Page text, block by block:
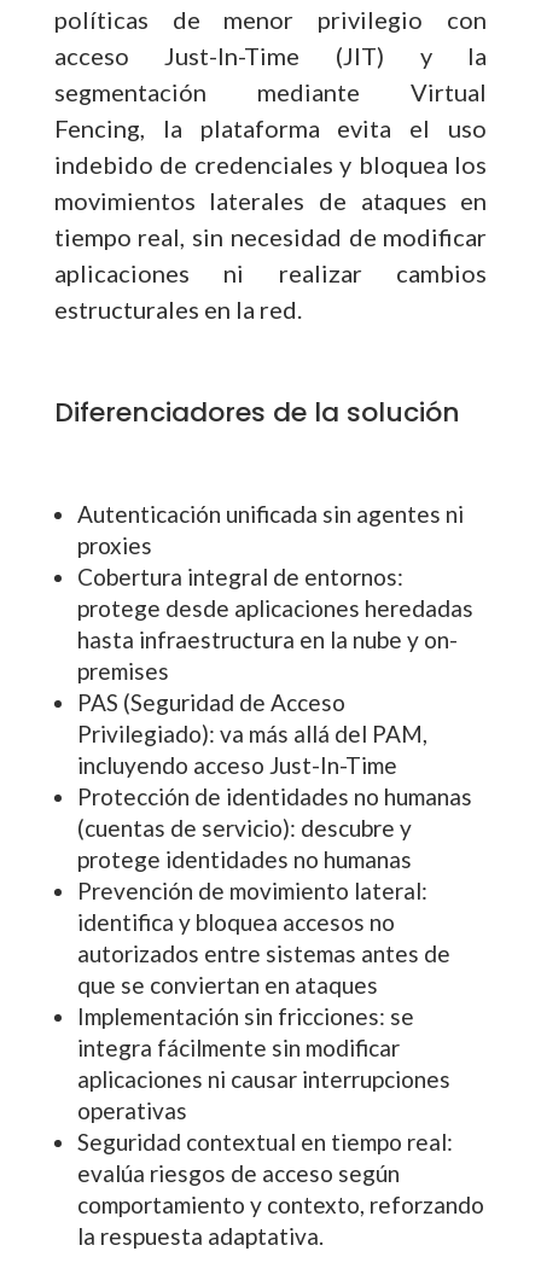
políticas de menor privilegio con
acceso Just-In-Time (JIT) y la
segmentación mediante Virtual
Fencing, la plataforma evita el uso
indebido de credenciales y bloquea los
movimientos laterales de ataques en
tiempo real, sin necesidad de modificar
aplicaciones ni realizar cambios
estructurales en la red.
Diferenciadores de la solución
Autenticación unificada sin agentes ni
proxies
Cobertura integral de entornos:
protege desde aplicaciones heredadas
hasta infraestructura en la nube y on-
premises
PAS (Seguridad de Acceso
Privilegiado): va más allá del PAM,
incluyendo acceso Just-In-Time
Protección de identidades no humanas
(cuentas de servicio): descubre y
protege identidades no humanas
Prevención de movimiento lateral:
identifica y bloquea accesos no
autorizados entre sistemas antes de
que se conviertan en ataques
Implementación sin fricciones: se
integra fácilmente sin modificar
aplicaciones ni causar interrupciones
operativas
Seguridad contextual en tiempo real:
evalúa riesgos de acceso según
comportamiento y contexto, reforzando
la respuesta adaptativa.